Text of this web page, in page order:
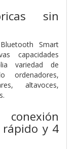
sin
Smart
capacidades
variedad de
ordenadores,
altavoces,
rápido y 4